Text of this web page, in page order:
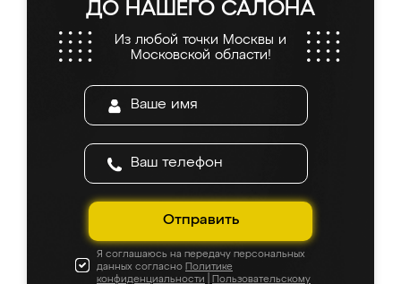
ДО НАШЕГО САЛОНА
Из любой точки Москвы и
Московской области!
Отправить
Я соглашаюсь на передачу персональных
данных согласно Политике
конфиденциальности
Пользовательскому